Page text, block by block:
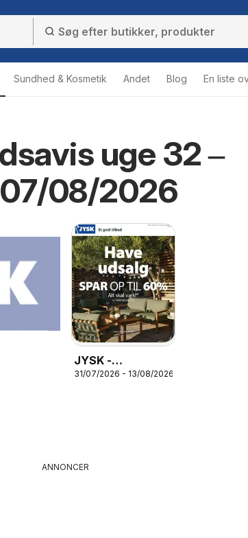
Sundhed & Kosmetik Andet Blog En liste
uge 32 ‒
08/2026
JYSK -
Tilbudsavis
31/07/2026 - 13/08/2026
ANNONCER